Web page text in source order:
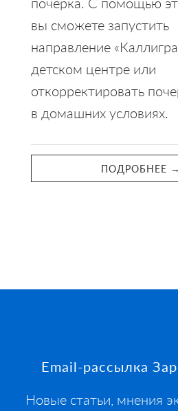
вы сможете запустить
направление
детском центре или
откорректировать
в домашних условиях.
ПОДРОБНЕЕ →
Footer
Email-рассылка
Новые статьи, мнения